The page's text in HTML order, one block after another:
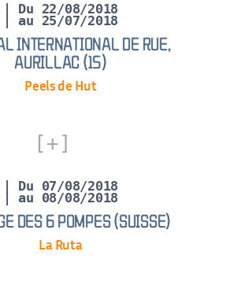
| Du 22/08/2018
INTERNATIONAL DE RUE,
AURILLAC (15)
| au 25/07/2018
Peels de Hut
| Du 07/08/2018
DES 6 POMPES (SUISSE)
| au 08/08/2018
La Ruta